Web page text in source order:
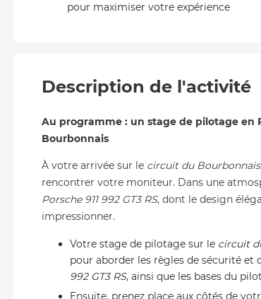
pour maximiser votre expérience
Description de l'activité
Au programme : un stage de pilotage en
Bourbonnais
À votre arrivée sur le circuit du Bourbonnais
rencontrer votre moniteur. Dans une
Porsche 911 992 GT3 RS, dont le design
impressionner.
Votre stage de pilotage sur le circuit
pour aborder les règles de sécurité et
992 GT3 RS, ainsi que les bases du
Ensuite, prenez place aux côtés de